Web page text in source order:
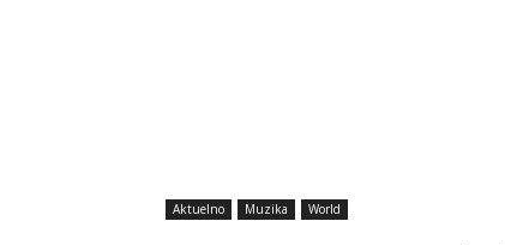
Aktuelno Muzika World